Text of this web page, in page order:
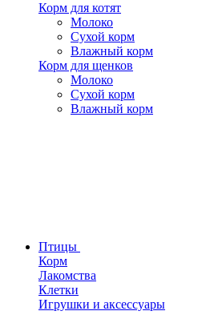
Корм для котят
Молоко
Сухой корм
Влажный корм
Корм для щенков
Молоко
Сухой корм
Влажный корм
Птицы
Корм
Лакомства
Клетки
Игрушки и аксессуары